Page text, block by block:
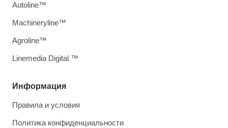
Информация
Правила и условия
Политика конфиденциальности
Autoline™
Machineryline™
Agroline™
Linemedia Digital ™